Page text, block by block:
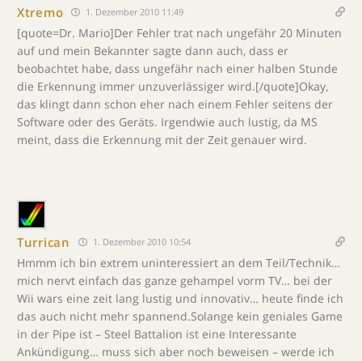
Xtremo 1. Dezember 2010 11:49
[quote=Dr. Mario]Der Fehler trat nach ungefähr 20 Minuten
auf und mein Bekannter sagte dann auch, dass er
beobachtet habe, dass ungefähr nach einer halben Stunde
die Erkennung immer unzuverlässiger wird.[/quote]Okay,
das klingt dann schon eher nach einem Fehler seitens der
Software oder des Geräts. Irgendwie auch lustig, da MS
meint, dass die Erkennung mit der Zeit genauer wird.
Turrican 1. Dezember 2010 10:54
Hmmm ich bin extrem uninteressiert an dem Teil/Technik…
mich nervt einfach das ganze gehampel vorm TV… bei der
Wii wars eine zeit lang lustig und innovativ… heute finde ich
das auch nicht mehr spannend.Solange kein geniales Game
in der Pipe ist – Steel Battalion ist eine Interessante
Ankündigung… muss sich aber noch beweisen – werde ich